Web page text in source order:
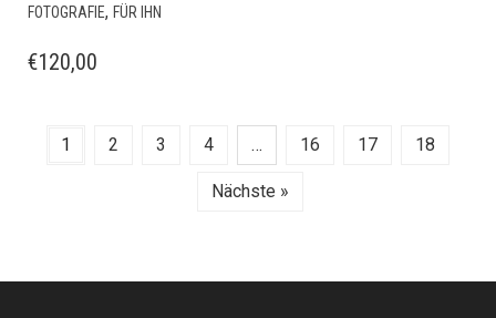
FOTOGRAFIE, FÜR IHN
€120,00
1 2 3 4 … 16 17 18
Nächste »